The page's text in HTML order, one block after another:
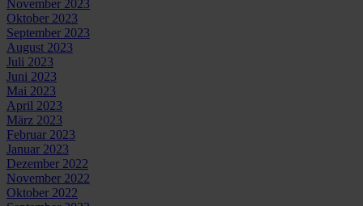
November 2023
Oktober 2023
September 2023
August 2023
Juli 2023
Juni 2023
Mai 2023
April 2023
März 2023
Februar 2023
Januar 2023
Dezember 2022
November 2022
Oktober 2022